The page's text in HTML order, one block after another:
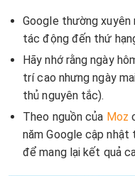
Google thường
tác động đến thứ
Hãy nhớ rằng ngày
trí cao nhưng ngày
thủ nguyên tắc).
Theo nguồn của Moz
năm Google cập
để mang lại kết quả